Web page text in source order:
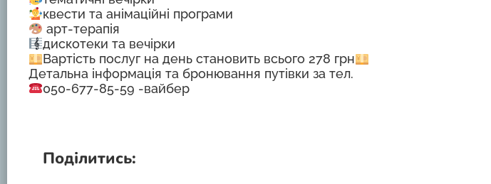
квести та анімаційні програми
арт-терапія
дискотеки та вечірки
Вартість послуг на день становить всього 278 грн
Детальна інформація та бронювання путівки за тел.
050-677-85-59 -вайбер
Поділитись: